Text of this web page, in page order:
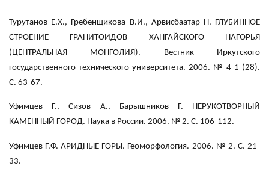
Турутанов Е.Х., Гребенщикова В.И., Арвисбаатар Н. ГЛУБИННОЕ
СТРОЕНИЕ ГРАНИТОИДОВ ХАНГАЙСКОГО НАГОРЬЯ
(ЦЕНТРАЛЬНАЯ МОНГОЛИЯ). Вестник Иркутского
государственного технического университета. 2006. № 4-1 (28).
С. 63-67.
Уфимцев Г., Сизов А., Барышников Г. НЕРУКОТВОРНЫЙ
КАМЕННЫЙ ГОРОД. Наука в России. 2006. № 2. С. 106-112.
Уфимцев Г.Ф. АРИДНЫЕ ГОРЫ. Геоморфология. 2006. № 2. С. 21-
33.